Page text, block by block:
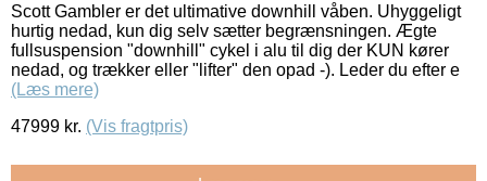
Scott Gambler er det ultimative downhill våben. Uhyggeligt
hurtig nedad, kun dig selv sætter begrænsningen. Ægte
fullsuspension "downhill" cykel i alu til dig der KUN kører
nedad, og trækker eller "lifter" den opad -). Leder du efter e
(Læs mere)
47999 kr. (Vis fragtpris)